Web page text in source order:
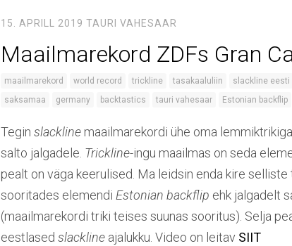
15. APRILL 2019 TAURI VAHESAAR
Maailmarekord ZDFs Gran
maailmarekord world record trickline tasakaaluliin slackline eesti
saksamaa
germany backtastics tauri vahesaar Estonian backflip
Tegin slackline maailmarekordi ühe oma lemmiktrikiga
salto jalgadele. Trickline-ingu maailmas on seda
pealt on väga keerulised. Ma leidsin enda kire
sooritades elemendi Estonian backflip ehk jalgadelt
(maailmarekordi triki teises suunas sooritus). Selja
eestlased slackline ajalukku. Video on leitav SIIT